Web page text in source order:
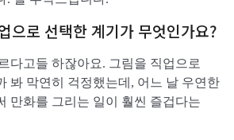
으로 선택한 계기가 무엇인가요?
다고들 하잖아요. 그림을 직업으로
봐 막연히 걱정했는데, 어느 날 우연한
만화를 그리는 일이 훨씬 즐겁다는